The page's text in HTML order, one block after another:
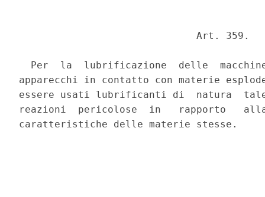
                              Art. 359.
Per  la  lubrificazione  delle
apparecchi in contatto con materie
essere usati lubrificanti di  natura
reazioni  pericolose  in   rapporto